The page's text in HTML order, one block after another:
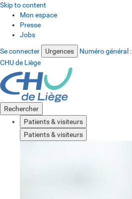
Skip to content
Mon espace
Presse
Jobs
Se connecter Urgences Numéro général :
CHU de Liège
Rechercher
Patients & visiteurs
Patients & visiteurs